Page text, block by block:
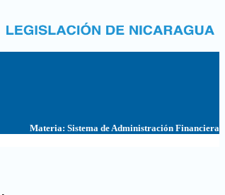
Materia: Sistema de Administración Financiera